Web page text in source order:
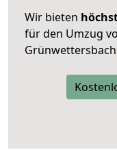
Wir bieten
für den Umzug